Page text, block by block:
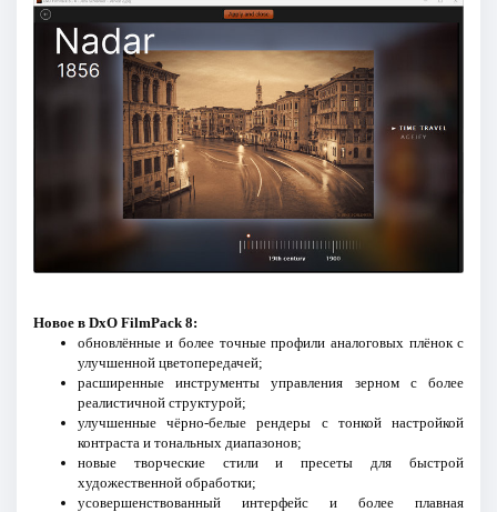
Новое в DxO FilmPack 8:
обновлённые и более точные профили аналоговых плёнок с
улучшенной цветопередачей;
расширенные инструменты управления зерном с более
реалистичной структурой;
улучшенные чёрно-белые рендеры с тонкой настройкой
контраста и тональных диапазонов;
новые творческие стили и пресеты для быстрой
художественной обработки;
усовершенствованный интерфейс и более плавная